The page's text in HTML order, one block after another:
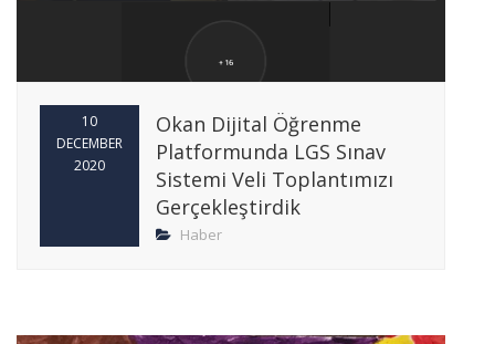
10
DECEMBER
2020
Okan Dijital Öğrenme
Platformunda LGS Sınav
Sistemi Veli Toplantımızı
Gerçekleştirdik
Haber